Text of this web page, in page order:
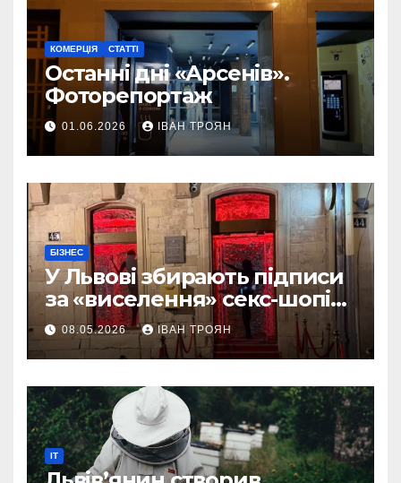
КОМЕРЦІЯ СТАТТІ
Останні дні «Арсенів».
Фоторепортаж
01.06.2026 ІВАН ТРОЯН
БІЗНЕС
У Львові збирають підписи
за «виселення» секс-шопів
із центру міста
08.05.2026 ІВАН ТРОЯН
IT